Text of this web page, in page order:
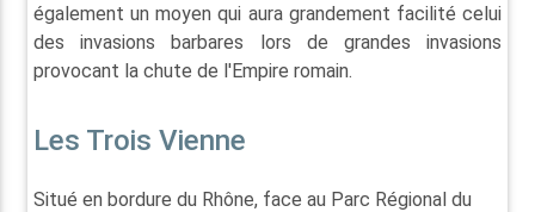
également un moyen qui aura grandement facilité celui
des invasions barbares lors de grandes invasions
provocant la chute de l'Empire romain.
Les Trois Vienne
Situé en bordure du Rhône, face au Parc Régional du